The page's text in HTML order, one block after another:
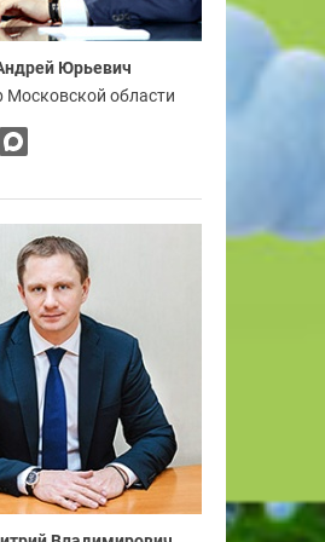
Юрьевич
Московской области